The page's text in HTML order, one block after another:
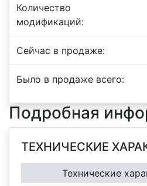
Количество
модификаций:
Сейчас в продаже:
Было в продаже всего:
Подробная
ТЕХНИЧЕСКИЕ
Технические